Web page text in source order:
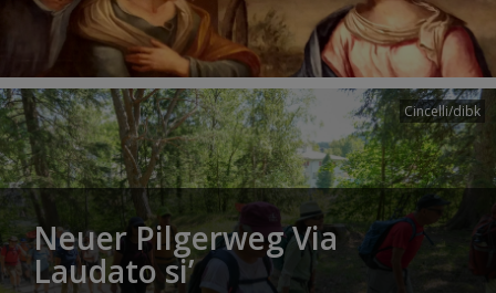
Cincelli/dibk
Neuer Pilgerweg Via
Laudato si’